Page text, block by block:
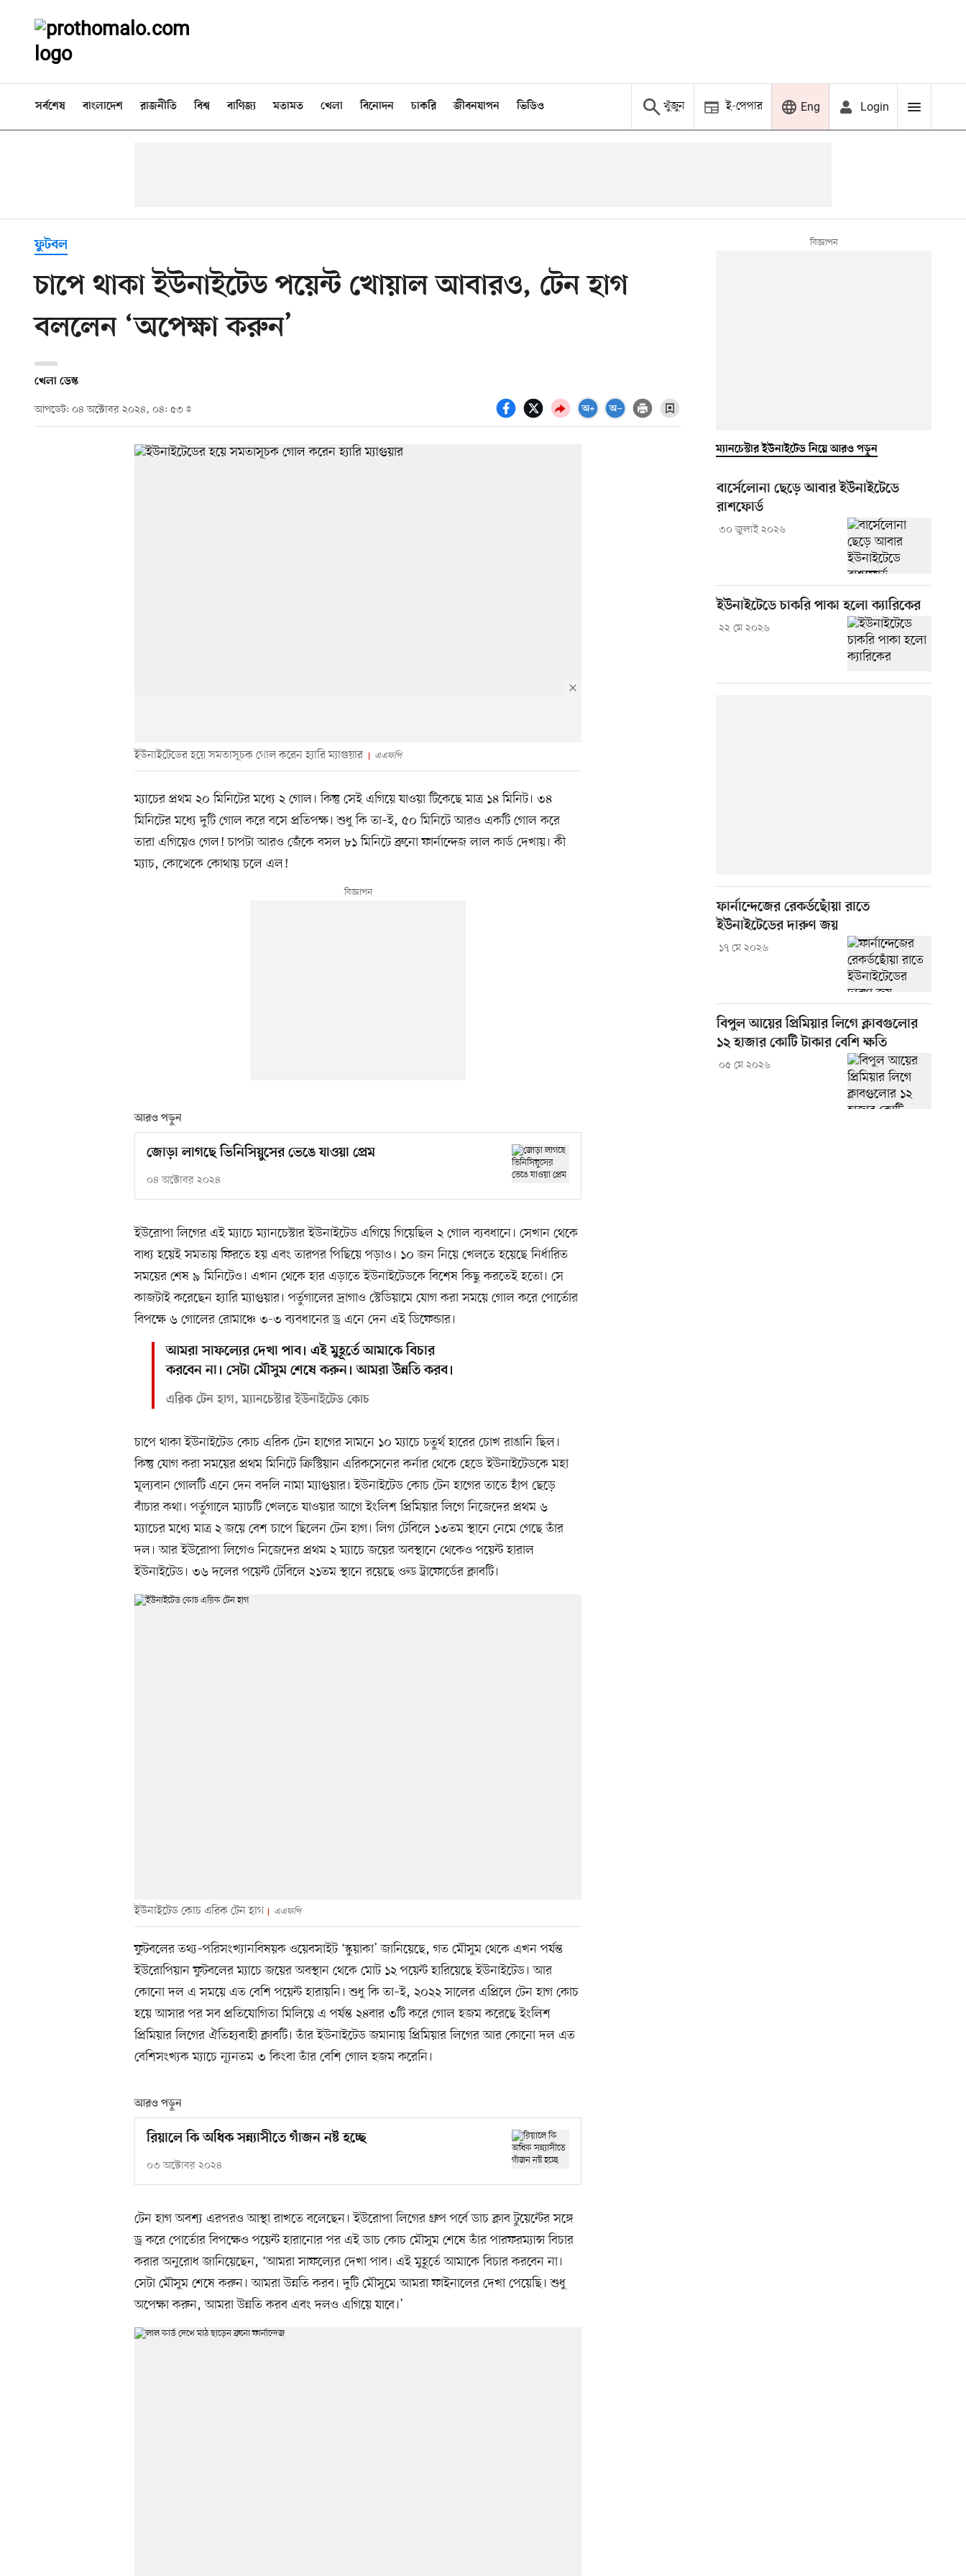
সর্বশেষ বাংলাদেশ রাজনীতি বিশ্ব বাণিজ্য মতামত খেলা বিনোদন চাকরি জীবনযাপন ভিডিও খুঁজুন ই-পেপার Eng Login
ফুটবল
চাপে থাকা ইউনাইটেড পয়েন্ট খোয়াল আবারও, টেন হাগ
বললেন ‘অপেক্ষা করুন’
খেলা ডেস্ক
আপডেট: ০৪ অক্টোবর ২০২৪, ০৪: ৫৩
ইউনাইটেডের হয়ে সমতাসূচক গোল করেন হ্যারি ম্যাগুয়ার এএফপি
ম্যাচের প্রথম ২০ মিনিটের মধ্যে ২ গোল। কিন্তু সেই এগিয়ে যাওয়া টিকেছে মাত্র ১৪ মিনিট। ৩৪
মিনিটের মধ্যে দুটি গোল করে বসে প্রতিপক্ষ। শুধু কি তা–ই, ৫০ মিনিটে আরও একটি গোল করে
তারা এগিয়েও গেল! চাপটা আরও জেঁকে বসল ৮১ মিনিটে ব্রুনো ফার্নান্দেজ লাল কার্ড দেখায়। কী
ম্যাচ, কোত্থেকে কোথায় চলে এল!
আরও পড়ুন
জোড়া লাগছে ভিনিসিয়ুসের ভেঙে যাওয়া প্রেম
০৪ অক্টোবর ২০২৪
ইউরোপা লিগের এই ম্যাচে ম্যানচেস্টার ইউনাইটেড এগিয়ে গিয়েছিল ২ গোল ব্যবধানে। সেখান থেকে
বাধ্য হয়েই সমতায় ফিরতে হয় এবং তারপর পিছিয়ে পড়াও। ১০ জন নিয়ে খেলতে হয়েছে নির্ধারিত
সময়ের শেষ ৯ মিনিটেও। এখান থেকে হার এড়াতে ইউনাইটেডকে বিশেষ কিছু করতেই হতো। সে
কাজটাই করেছেন হ্যারি ম্যাগুয়ার। পর্তুগালের দ্রাগাও স্টেডিয়ামে যোগ করা সময়ে গোল করে পোর্তোর
বিপক্ষে ৬ গোলের রোমাঞ্চে ৩-৩ ব্যবধানের ড্র এনে দেন এই ডিফেন্ডার।
আমরা সাফল্যের দেখা পাব। এই মুহূর্তে আমাকে বিচার
করবেন না। সেটা মৌসুম শেষে করুন। আমরা উন্নতি করব।
এরিক টেন হাগ, ম্যানচেস্টার ইউনাইটেড কোচ
চাপে থাকা ইউনাইটেড কোচ এরিক টেন হাগের সামনে ১০ ম্যাচে চতুর্থ হারের চোখ রাঙানি ছিল।
কিন্তু যোগ করা সময়ের প্রথম মিনিটে ক্রিস্টিয়ান এরিকসেনের কর্নার থেকে হেডে ইউনাইটেডকে মহা
মূল্যবান গোলটি এনে দেন বদলি নামা ম্যাগুয়ার। ইউনাইটেড কোচ টেন হাগের তাতে হাঁপ ছেড়ে
বাঁচার কথা। পর্তুগালে ম্যাচটি খেলতে যাওয়ার আগে ইংলিশ প্রিমিয়ার লিগে নিজেদের প্রথম ৬
ম্যাচের মধ্যে মাত্র ২ জয়ে বেশ চাপে ছিলেন টেন হাগ। লিগ টেবিলে ১৩তম স্থানে নেমে গেছে তাঁর
দল। আর ইউরোপা লিগেও নিজেদের প্রথম ২ ম্যাচে জয়ের অবস্থানে থেকেও পয়েন্ট হারাল
ইউনাইটেড। ৩৬ দলের পয়েন্ট টেবিলে ২১তম স্থানে রয়েছে ওল্ড ট্রাফোর্ডের ক্লাবটি।
ইউনাইটেড কোচ এরিক টেন হাগ এএফপি
ফুটবলের তথ্য–পরিসংখ্যানবিষয়ক ওয়েবসাইট ‘স্কুয়াকা’ জানিয়েছে, গত মৌসুম থেকে এখন পর্যন্ত
ইউরোপিয়ান ফুটবলের ম্যাচে জয়ের অবস্থান থেকে মোট ১২ পয়েন্ট হারিয়েছে ইউনাইটেড। আর
কোনো দল এ সময়ে এত বেশি পয়েন্ট হারায়নি। শুধু কি তা–ই, ২০২২ সালের এপ্রিলে টেন হাগ কোচ
হয়ে আসার পর সব প্রতিযোগিতা মিলিয়ে এ পর্যন্ত ২৪বার ৩টি করে গোল হজম করেছে ইংলিশ
প্রিমিয়ার লিগের ঐতিহ্যবাহী ক্লাবটি। তাঁর ইউনাইটেড জমানায় প্রিমিয়ার লিগের আর কোনো দল এত
বেশিসংখ্যক ম্যাচে ন্যূনতম ৩ কিংবা তাঁর বেশি গোল হজম করেনি।
আরও পড়ুন
রিয়ালে কি অধিক সন্ন্যাসীতে গাঁজন নষ্ট হচ্ছে
০৩ অক্টোবর ২০২৪
টেন হাগ অবশ্য এরপরও আস্থা রাখতে বলেছেন। ইউরোপা লিগের গ্রুপ পর্বে ডাচ ক্লাব টুয়েন্টের সঙ্গে
ড্র করে পোর্তোর বিপক্ষেও পয়েন্ট হারানোর পর এই ডাচ কোচ মৌসুম শেষে তাঁর পারফরম্যান্স বিচার
করার অনুরোধ জানিয়েছেন, ‘আমরা সাফল্যের দেখা পাব। এই মুহূর্তে আমাকে বিচার করবেন না।
সেটা মৌসুম শেষে করুন। আমরা উন্নতি করব। দুটি মৌসুমে আমরা ফাইনালের দেখা পেয়েছি। শুধু
অপেক্ষা করুন, আমরা উন্নতি করব এবং দলও এগিয়ে যাবে।’
ম্যানচেস্টার ইউনাইটেড নিয়ে আরও পড়ুন
বার্সেলোনা ছেড়ে আবার ইউনাইটেডে
রাশফোর্ড
৩০ জুলাই ২০২৬
ইউনাইটেডে চাকরি পাকা হলো ক্যারিকের
২২ মে ২০২৬
ফার্নান্দেজের রেকর্ডছোঁয়া রাতে
ইউনাইটেডের দারুণ জয়
১৭ মে ২০২৬
বিপুল আয়ের প্রিমিয়ার লিগে ক্লাবগুলোর
১২ হাজার কোটি টাকার বেশি ক্ষতি
০৫ মে ২০২৬